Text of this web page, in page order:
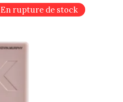
En rupture de stock